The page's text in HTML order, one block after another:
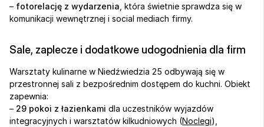
– fotorelację z wydarzenia , która świetnie sprawdza się w
komunikacji wewnętrznej i social mediach firmy.
Sale, zaplecze i dodatkowe udogodnienia dla firm
Warsztaty kulinarne w Niedźwiedzia 25 odbywają się w
przestronnej sali z bezpośrednim dostępem do kuchni. Obiekt
zapewnia:
– 29 pokoi z łazienkami dla uczestników wyjazdów
integracyjnych i warsztatów kilkudniowych (Noclegi),